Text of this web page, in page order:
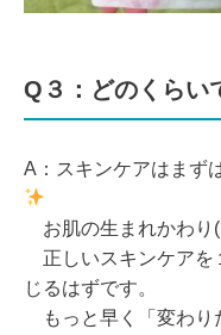
Q３：どのくらい
A：スキンケアはまず
お肌の生まれかわり(
正しいスキンケアを
じるはずです。
もっと早く「変わり